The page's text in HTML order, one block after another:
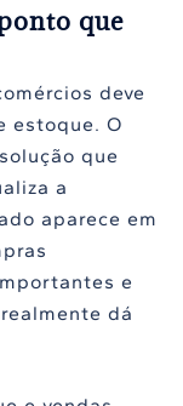
que
deve
estoque. O
que
a
aparece em
e
dá